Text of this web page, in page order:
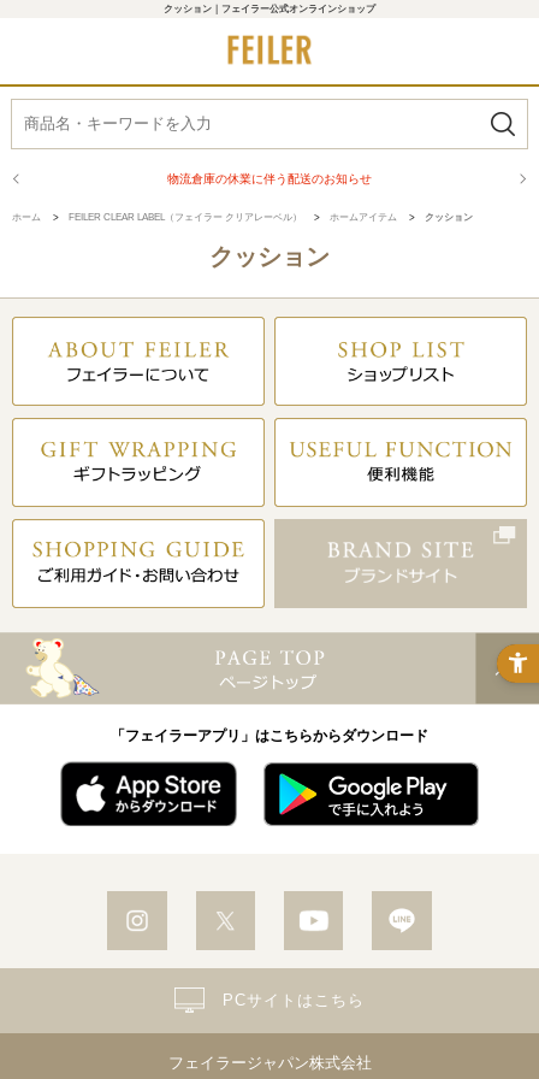
クッション｜フェイラー公式オンラインショップ
物流倉庫の休業に伴う配送のお知らせ
ホーム > FEILER CLEAR LABEL（フェイラー クリアレーベル） > ホームアイテム > クッション
クッション
「フェイラーアプリ」はこちらからダウンロード
フェイラージャパン株式会社
PCサイトはこちら